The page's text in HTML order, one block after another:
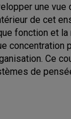
une
de cet
fonction et
Ce
de